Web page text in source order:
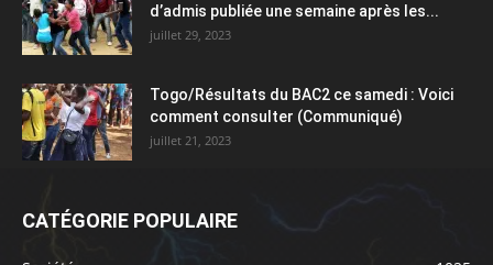
d’admis publiée une semaine après les...
juillet 29, 2023
Togo/Résultats du BAC2 ce samedi : Voici
comment consulter (Communiqué)
juillet 21, 2023
CATÉGORIE POPULAIRE